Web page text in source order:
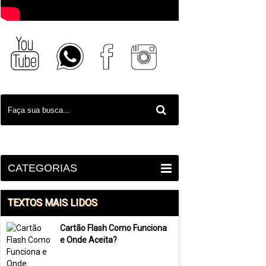
CATEGORIAS
TEXTOS MAIS LIDOS
Cartão Flash Como Funciona
e Onde Aceita?